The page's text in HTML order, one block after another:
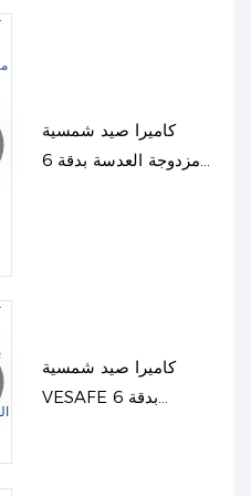
كاميرا صيد شمسية
مزدوجة العدسة بدقة 6
كاميرا صيد شمسية
VESAFE بدقة 6